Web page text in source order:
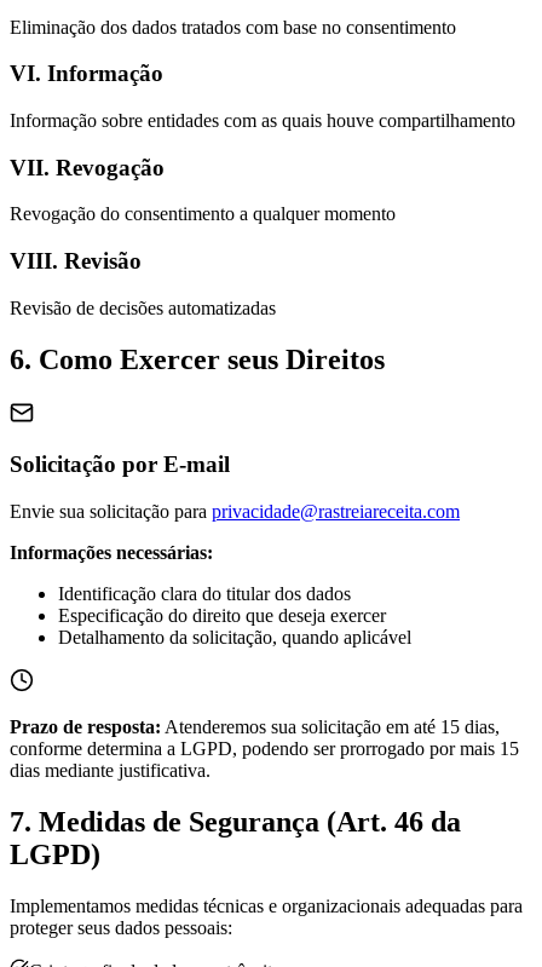
Eliminação dos dados tratados com base no consentimento
VI. Informação
Informação sobre entidades com as quais houve compartilhamento
VII. Revogação
Revogação do consentimento a qualquer momento
VIII. Revisão
Revisão de decisões automatizadas
6. Como Exercer seus Direitos
Solicitação por E-mail
Envie sua solicitação para privacidade@rastreiareceita.com
Informações necessárias:
Identificação clara do titular dos dados
Especificação do direito que deseja exercer
Detalhamento da solicitação, quando aplicável
Prazo de resposta: Atenderemos sua solicitação em até 15 dias,
conforme determina a LGPD, podendo ser prorrogado por mais 15
dias mediante justificativa.
7. Medidas de Segurança (Art. 46 da
LGPD)
Implementamos medidas técnicas e organizacionais adequadas para
proteger seus dados pessoais: